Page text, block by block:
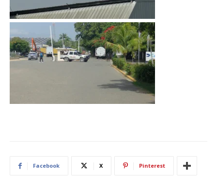
Facebook X Pinterest